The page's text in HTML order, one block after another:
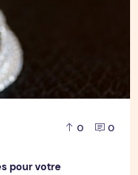
0 0
pour votre